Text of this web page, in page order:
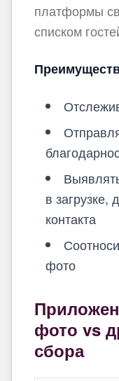
платформы
списком
в
контакта
фото
фото vs
сбора